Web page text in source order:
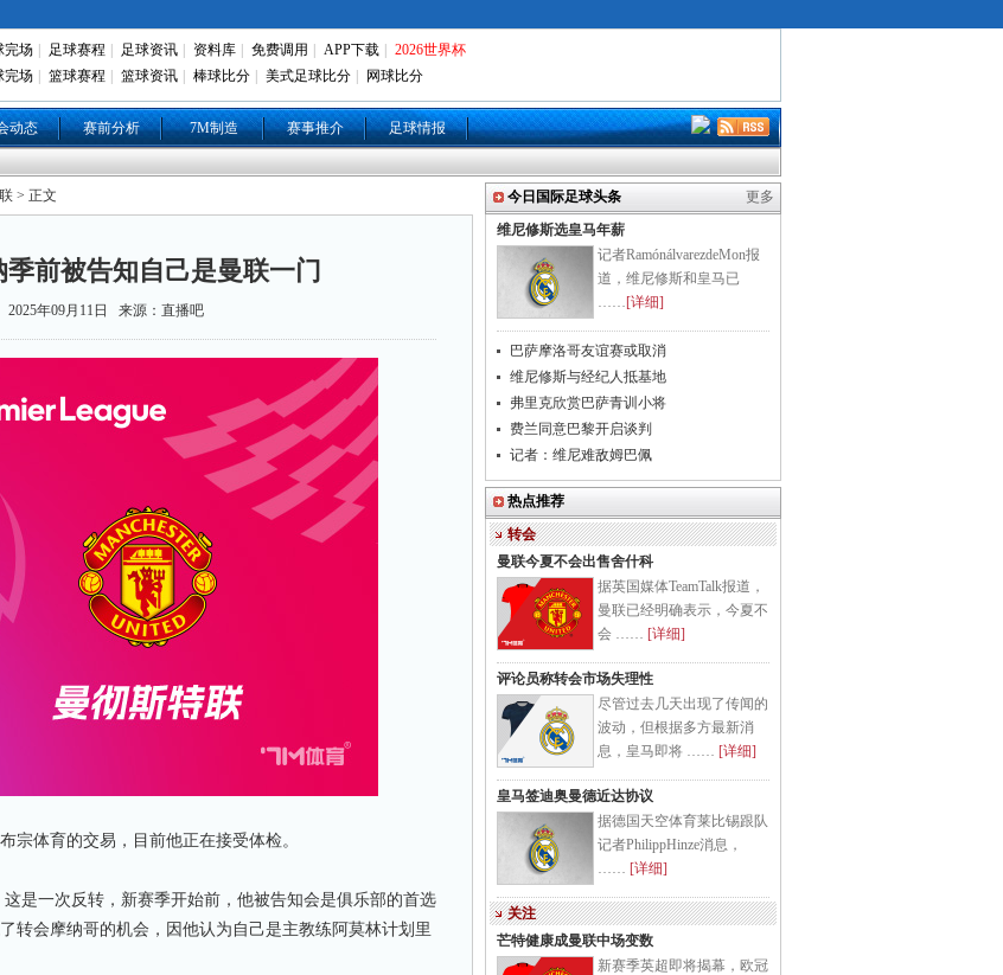
完场 足球赛程 足球资讯 资料库 免费调用 APP下载
2026世界杯
完场 篮球赛程 篮球资讯 棒球比分 美式足球比分 网球比分
动态 赛前分析 7M制造 赛事推介 足球情报
> 正文
前被告知自己是曼联一门
年09月11日 来源：直播吧
体育的交易，目前他正在接受体检。
一次反转，新赛季开始前，他被告知会是俱乐部的首选
转会摩纳哥的机会，因他认为自己是主教练阿莫林计划里
今日国际足球头条
更多
维尼修斯选皇马年薪
记者RamónálvarezdeMon报
道，维尼修斯和皇马已
……[详细]
巴萨摩洛哥友谊赛或取消
维尼修斯与经纪人抵基地
弗里克欣赏巴萨青训小将
费兰同意巴黎开启谈判
记者：维尼难敌姆巴佩
热点推荐
转会
曼联今夏不会出售舍什科
据英国媒体TeamTalk报道，
曼联已经明确表示，今夏不
会 …… [详细]
评论员称转会市场失理性
尽管过去几天出现了传闻的
波动，但根据多方最新消
息，皇马即将 …… [详细]
皇马签迪奥曼德近达协议
据德国天空体育莱比锡跟队
记者PhilippHinze消息，
…… [详细]
关注
芒特健康成曼联中场变数
新赛季英超即将揭幕，欧冠